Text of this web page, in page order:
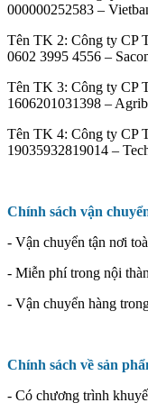
000000252583 –
Tên TK 2: Công ty CP
0602 3995 4556 –
Tên TK 3: Công ty CP
1606201031398 –
Tên TK 4: Công ty CP
19035932819014 –
Chính sách vận
- Vận chuyển tận nơi
- Miễn phí trong nội
- Vận chuyển hàng
Chính sách về sản
- Có chương trình